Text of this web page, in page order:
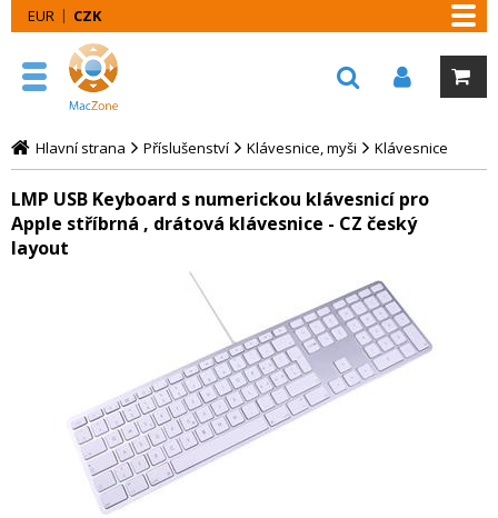
EUR CZK
Hlavní strana Příslušenství Klávesnice, myši Klávesnice
LMP USB Keyboard s numerickou klávesnicí pro
Apple stříbrná , drátová klávesnice - CZ český
layout